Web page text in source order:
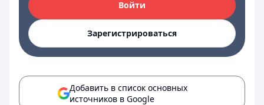
Войти
Зарегистрироваться
Добавить в список основных
источников в Google